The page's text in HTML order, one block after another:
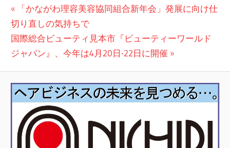
投
稿
ナ
ビ
ゲ
シ
前
の
投
稿:
「かながわ理容美容協同組合新年会」発展に向け仕
切り直しの気持ちで
次
の
稿:
国際総合ビューティ見本市『ビューティーワールド
ジャパン』、今年は4月20日-22日に開催